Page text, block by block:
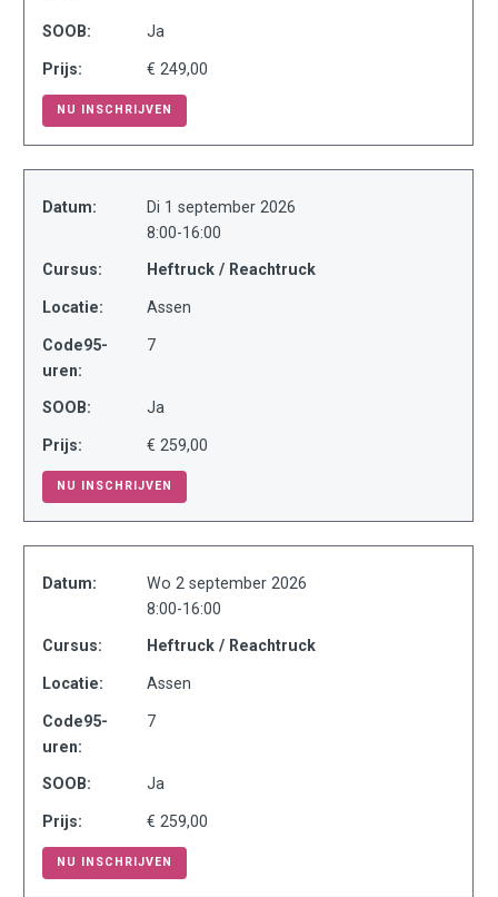
SOOB: Ja
Prijs: € 249,00
NU INSCHRIJVEN
Datum:
Di 1 september 2026
8:00-16:00
Cursus: Heftruck / Reachtruck
Locatie: Assen
Code95-
uren:
7
SOOB: Ja
Prijs: € 259,00
NU INSCHRIJVEN
Datum:
Wo 2 september 2026
8:00-16:00
Cursus: Heftruck / Reachtruck
Locatie: Assen
Code95-
uren:
7
SOOB: Ja
Prijs: € 259,00
NU INSCHRIJVEN